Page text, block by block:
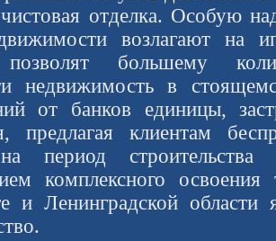
отделка. Особую
возлагают на
большему
недвижимость в
от банков единицы,
предлагая клиентам
период
комплексного
и Ленинградской области